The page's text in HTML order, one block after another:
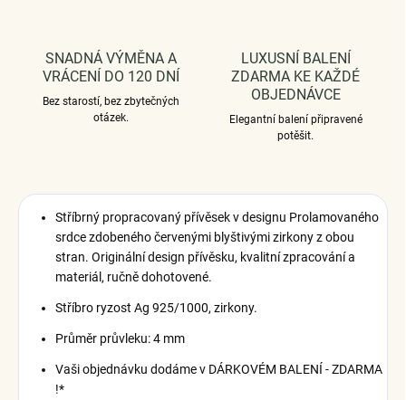
SNADNÁ VÝMĚNA A
VRÁCENÍ DO 120 DNÍ
Bez starostí, bez zbytečných
otázek.
LUXUSNÍ BALENÍ
ZDARMA KE KAŽDÉ
OBJEDNÁVCE
Elegantní balení připravené
potěšit.
Stříbrný propracovaný přívěsek v designu Prolamovaného
srdce zdobeného červenými blyštivými zirkony z obou
stran. Originální design přívěsku, kvalitní zpracování a
materiál, ručně dohotovené.
Stříbro ryzost Ag 925/1000, zirkony.
Průměr průvleku: 4 mm
Vaši objednávku dodáme v DÁRKOVÉM BALENÍ - ZDARMA
!*